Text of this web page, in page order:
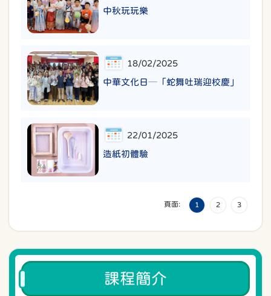
中秋玩玩樂
18/02/2025
中華文化日─「蛇舞吐瑞迎校慶」
22/01/2025
造紙初體驗
頁面: 1 2 3
課程簡介